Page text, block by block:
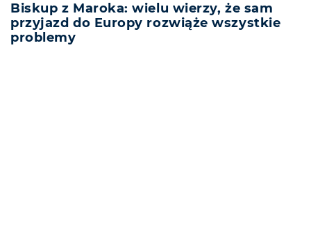
Biskup z Maroka: wielu wierzy, że sam
przyjazd do Europy rozwiąże wszystkie
problemy